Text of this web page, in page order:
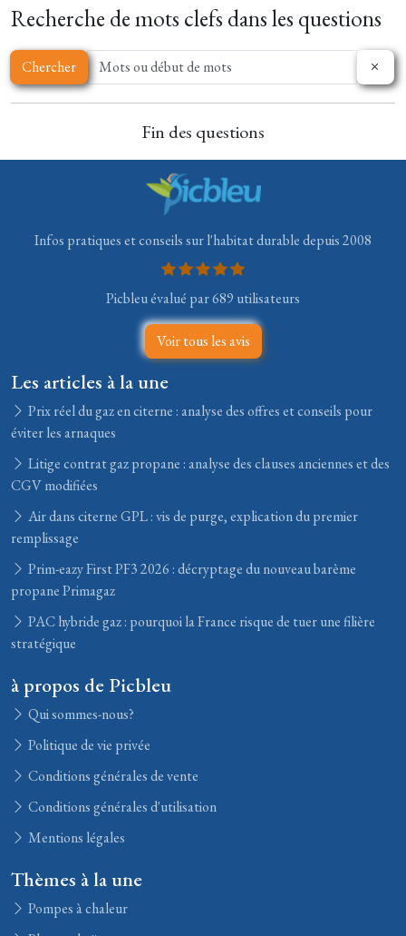
Recherche de mots clefs dans les questions
Chercher
Fin des questions
Infos pratiques et conseils sur l'habitat durable depuis 2008
Picbleu évalué par 689 utilisateurs
Voir tous les avis
Les articles à la une
Prix réel du gaz en citerne : analyse des offres et conseils pour
éviter les arnaques
Litige contrat gaz propane : analyse des clauses anciennes et des
CGV modifiées
Air dans citerne GPL : vis de purge, explication du premier
remplissage
Prim-eazy First PF3 2026 : décryptage du nouveau barème
propane Primagaz
PAC hybride gaz : pourquoi la France risque de tuer une filière
stratégique
à propos de Picbleu
Qui sommes-nous?
Politique de vie privée
Conditions générales de vente
Conditions générales d'utilisation
Mentions légales
Thèmes à la une
Pompes à chaleur